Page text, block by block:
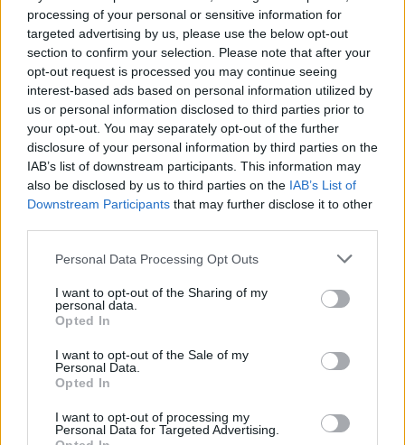
processing of your personal or sensitive information for
targeted advertising by us, please use the below opt-out
section to confirm your selection. Please note that after your
opt-out request is processed you may continue seeing
interest-based ads based on personal information utilized by
us or personal information disclosed to third parties prior to
your opt-out. You may separately opt-out of the further
disclosure of your personal information by third parties on the
IAB’s list of downstream participants. This information may
also be disclosed by us to third parties on the IAB’s List of
Downstream Participants that may further disclose it to other
Personal Data Processing Opt Outs
I want to opt-out of the Sharing of my
personal data.
Opted In
I want to opt-out of the Sale of my
Personal Data.
Opted In
I want to opt-out of processing my
Personal Data for Targeted Advertising.
řešení. Dalším rozdílem je
doba platnosti souborů, která
je v případě sekce Album
omezena.
23.08.2024, 07:14
<<< < 11 12
Základní
Aplikace ALBUM slouží k
parabola.cz, redakce a moderátoři
Nezapomeňte uvést, že soubor
Zaslaný soubor může mít max.
Posílejte nám soubory
(nelze do této rubriky umístit
Parabola.cz- web o satelitní, terestrické a kabelové televizi, ©
O webu parabola.cz O souborech cookies Inzerce